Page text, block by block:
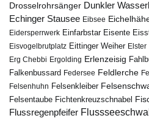
Drosselrohrsänger Dunkler
Echinger Stausee Eibsee
Eidersperrwerk Einfarbstar Eisente
Eisvogelbrutplatz Eittinger Weiher Elster
Erg Chebbi Ergolding Erlenzeisig
Falkenbussard Federsee Feldlerche
Felsenhuhn Felsenkleiber
Felsentaube Fichtenkreuzschnabel
Flussregenpfeifer